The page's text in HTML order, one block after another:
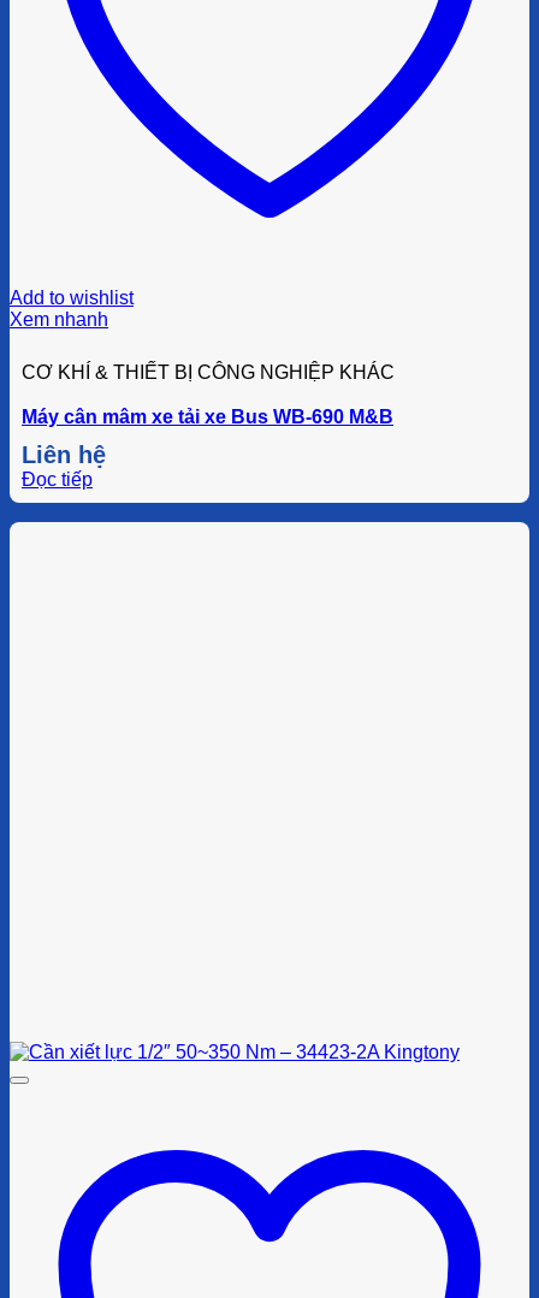
Add to wishlist
Xem nhanh
CƠ KHÍ & THIẾT BỊ CÔNG NGHIỆP KHÁC
Máy cân mâm xe tải xe Bus WB-690 M&B
Liên hệ
Đọc tiếp